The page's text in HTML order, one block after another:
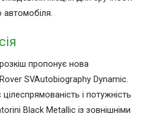
автомобіля.
пропонує нова
SVAutobiography Dynamic.
і потужність
Black Metallic із зовнішніми